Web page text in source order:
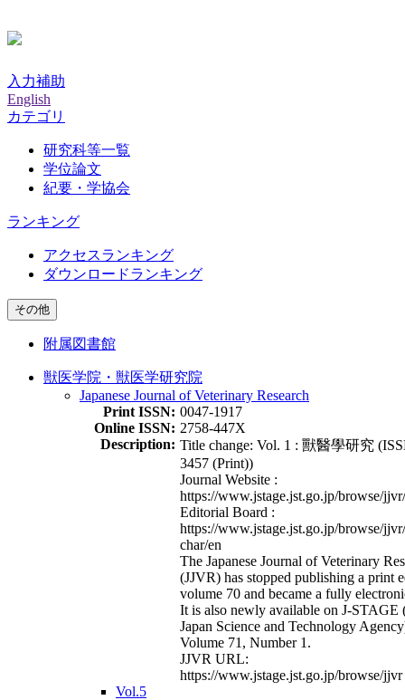
入力補助
English
カテゴリ
研究科等一覧
学位論文
紀要・学協会
ランキング
アクセスランキング
ダウンロードランキング
その他
附属図書館
獣医学院・獣医学研究院
Japanese Journal of Veterinary Research
Print ISSN: 0047-1917
Online ISSN: 2758-447X
Description: Title change: Vol. 1 : 獸醫學研究
3457 (Print))
Journal Website :
https://www.jstage.jst.go.jp/browse/
Editorial Board :
https://www.jstage.jst.go.jp/browse/
char/en
The Japanese Journal of Veterinary
(JJVR) has stopped publishing a print
volume 70 and became a fully
It is also newly available on J-STAGE
Japan Science and Technology
Volume 71, Number 1.
JJVR URL:
https://www.jstage.jst.go.jp/browse/jjvr
Vol.5